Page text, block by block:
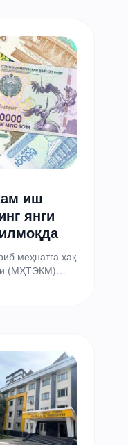
иш
янги
меҳнатга ҳақ
(МҲТЭКМ)